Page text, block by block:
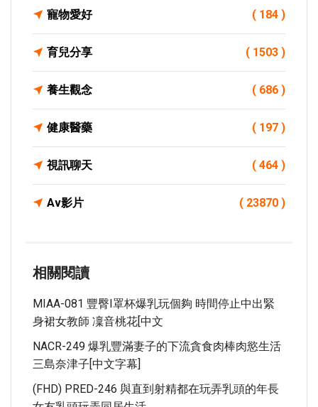
寵物愛好 ( 184 )
育兒分享 ( 1503 )
養生觀念 ( 686 )
健康醫藥 ( 197 )
視訊聊天 ( 464 )
Av影片 ( 23870 )
相關閱讀
MIAA-081 豐臀I罩杯爆乳玩個夠 時間停止中出緊
身裙女教師 凜音桃花[中文
NACR-249 爆乳豐滿妻子的下流貪食肉棒肉慾生活
三島奈津子[中文字幕]
(FHD) PRED-246 與直到射精都在玩弄乳頭的年長